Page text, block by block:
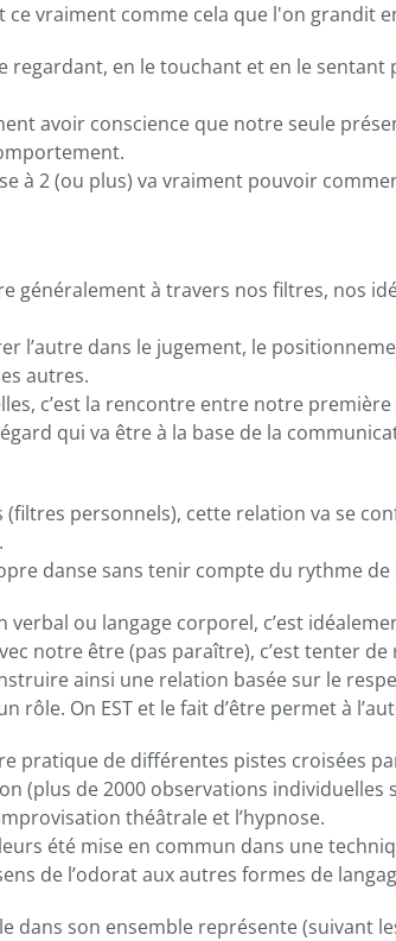
ce vraiment comme cela que l'on grandit
regardant, en le touchant et en le sentant
avoir conscience que notre seule
à 2 (ou plus) va vraiment pouvoir
généralement à travers nos filtres, nos
l’autre dans le jugement, le
autres.
c’est la rencontre entre notre
qui va être à la base de la
(filtres personnels), cette relation va se
danse sans tenir compte du rythme de
ou langage corporel, c’est
notre être (pas paraître), c’est tenter
ainsi une relation basée sur le
rôle. On EST et le fait d’être permet à
pratique de différentes pistes croisées
(plus de 2000 observations individuelles
théâtrale et l’hypnose.
été mise en commun dans une
de l’odorat aux autres formes de
dans son ensemble représente (suivant